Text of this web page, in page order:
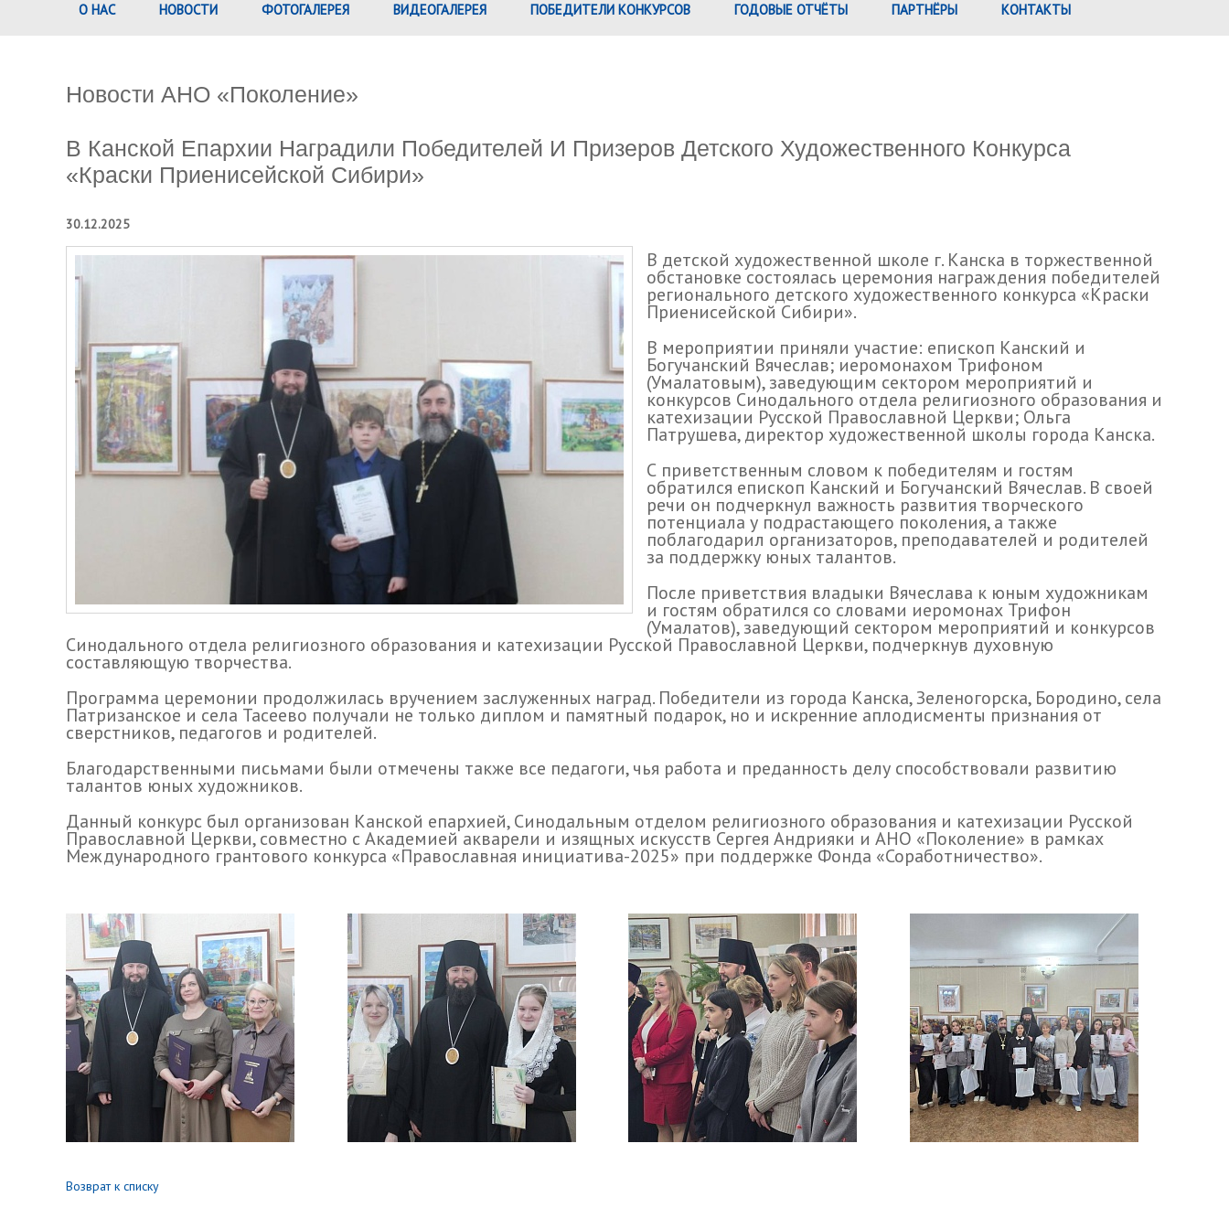
О НАС НОВОСТИ ФОТОГАЛЕРЕЯ ВИДЕОГАЛЕРЕЯ ПОБЕДИТЕЛИ КОНКУРСОВ ГОДОВЫЕ ОТЧЁТЫ ПАРТНЁРЫ КОНТАКТЫ
Новости АНО «Поколение»
В Канской Епархии Наградили Победителей И Призеров Детского Художественного Конкурса
«Краски Приенисейской Сибири»
30.12.2025
В детской художественной школе г. Канска в торжественной
обстановке состоялась церемония награждения победителей
регионального детского художественного конкурса «Краски
Приенисейской Сибири».
В мероприятии приняли участие: епископ Канский и
Богучанский Вячеслав; иеромонахом Трифоном
(Умалатовым), заведующим сектором мероприятий и
конкурсов Синодального отдела религиозного образования и
катехизации Русской Православной Церкви; Ольга
Патрушева, директор художественной школы города Канска.
С приветственным словом к победителям и гостям
обратился епископ Канский и Богучанский Вячеслав. В своей
речи он подчеркнул важность развития творческого
потенциала у подрастающего поколения, а также
поблагодарил организаторов, преподавателей и родителей
за поддержку юных талантов.
После приветствия владыки Вячеслава к юным художникам
и гостям обратился со словами иеромонах Трифон
(Умалатов), заведующий сектором мероприятий и конкурсов
Синодального отдела религиозного образования и катехизации Русской Православной Церкви, подчеркнув духовную
составляющую творчества.
Программа церемонии продолжилась вручением заслуженных наград. Победители из города Канска, Зеленогорска, Бородино, села
Патризанское и села Тасеево получали не только диплом и памятный подарок, но и искренние аплодисменты признания от
сверстников, педагогов и родителей.
Благодарственными письмами были отмечены также все педагоги, чья работа и преданность делу способствовали развитию
талантов юных художников.
Данный конкурс был организован Канской епархией, Синодальным отделом религиозного образования и катехизации Русской
Православной Церкви, совместно с Академией акварели и изящных искусств Сергея Андрияки и АНО «Поколение» в рамках
Международного грантового конкурса «Православная инициатива-2025» при поддержке Фонда «Соработничество».
Возврат к списку